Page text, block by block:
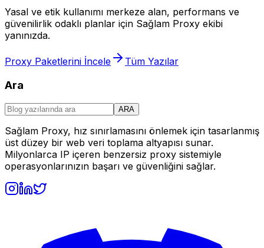
Yasal ve etik kullanımı merkeze alan, performans ve
güvenilirlik odaklı planlar için Sağlam Proxy ekibi
yanınızda.
Proxy Paketlerini İncele Tüm Yazılar
Ara
ARA
Sağlam Proxy, hız sınırlamasını önlemek için tasarlanmış
üst düzey bir web veri toplama altyapısı sunar.
Milyonlarca IP içeren benzersiz proxy sistemiyle
operasyonlarınızın başarı ve güvenliğini sağlar.